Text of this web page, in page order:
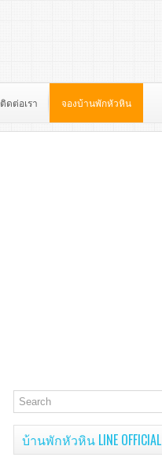
ติดต่อเรา จองบ้านพักหัวหิน
บ้านพักหัวหิน LINE OFFICIAL